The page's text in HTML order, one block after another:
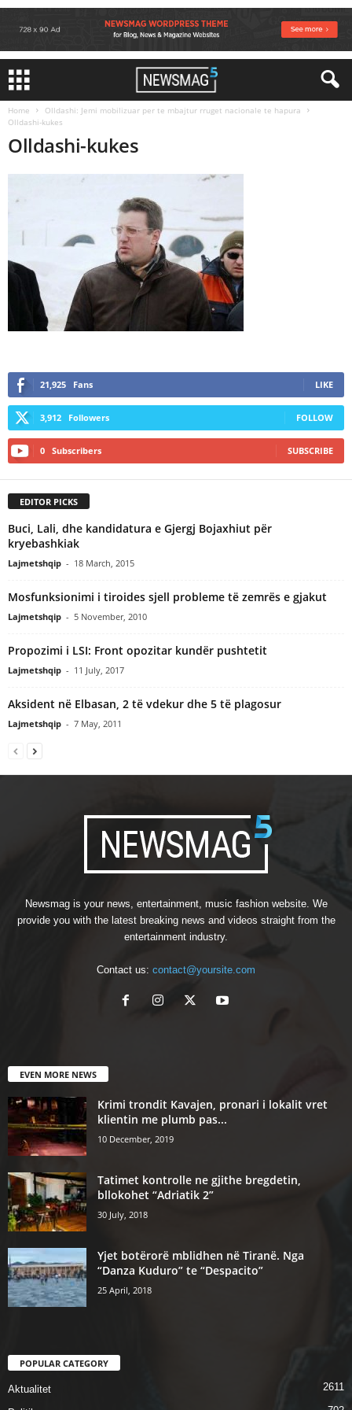
Home
Olldashi: Jemi mobilizuar per te mbajtur rruget nacionale te hapura
Olldashi-kukes
Olldashi-kukes
21,925 Fans LIKE
3,912 Followers FOLLOW
0 Subscribers SUBSCRIBE
EDITOR PICKS
Buci, Lali, dhe kandidatura e Gjergj Bojaxhiut për
kryebashkiak
Lajmetshqip - 18 March, 2015
Mosfunksionimi i tiroides sjell probleme të zemrës e gjakut
Lajmetshqip - 5 November, 2010
Propozimi i LSI: Front opozitar kundër pushtetit
Lajmetshqip - 11 July, 2017
Aksident në Elbasan, 2 të vdekur dhe 5 të plagosur
Lajmetshqip - 7 May, 2011
Newsmag is your news, entertainment, music fashion website. We
provide you with the latest breaking news and videos straight from the
entertainment industry.
Contact us: contact@yoursite.com
EVEN MORE NEWS
Krimi trondit Kavajen, pronari i lokalit vret
klientin me plumb pas...
10 December, 2019
Tatimet kontrolle ne gjithe bregdetin,
bllokohet “Adriatik 2”
30 July, 2018
Yjet botërorë mblidhen në Tiranë. Nga
“Danza Kuduro” te “Despacito”
25 April, 2018
POPULAR CATEGORY
Aktualitet 2611